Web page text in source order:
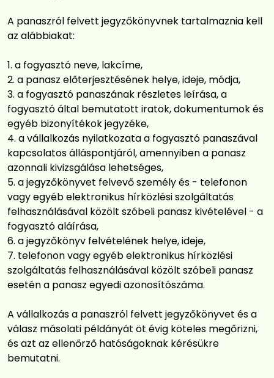
A panaszról felvett jegyzőkönyvnek tartalmaznia kell
az alábbiakat:
a fogyasztó neve, lakcíme,
a panasz előterjesztésének helye, ideje, módja,
a fogyasztó panaszának részletes leírása, a
fogyasztó által bemutatott iratok, dokumentumok és
egyéb bizonyítékok jegyzéke,
a vállalkozás nyilatkozata a fogyasztó panaszával
kapcsolatos álláspontjáról, amennyiben a panasz
azonnali kivizsgálása lehetséges,
a jegyzőkönyvet felvevő személy és - telefonon
vagy egyéb elektronikus hírközlési szolgáltatás
felhasználásával közölt szóbeli panasz kivételével - a
fogyasztó aláírása,
a jegyzőkönyv felvételének helye, ideje,
telefonon vagy egyéb elektronikus hírközlési
szolgáltatás felhasználásával közölt szóbeli panasz
esetén a panasz egyedi azonosítószáma.
A vállalkozás a panaszról felvett jegyzőkönyvet és a
válasz másolati példányát öt évig köteles megőrizni,
és azt az ellenőrző hatóságoknak kérésükre
bemutatni.